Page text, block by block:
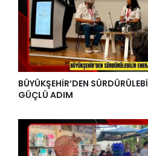
BÜYÜKŞEHİR’DEN
GÜÇLÜ ADIM